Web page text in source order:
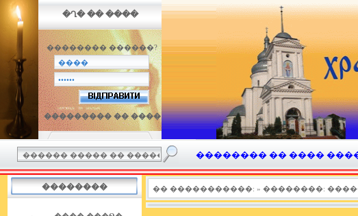
�Ղ� �� ����
�������� ������?
��������� �� ����
�������� �� ���� �����
�������� �� �����������: » ��������: